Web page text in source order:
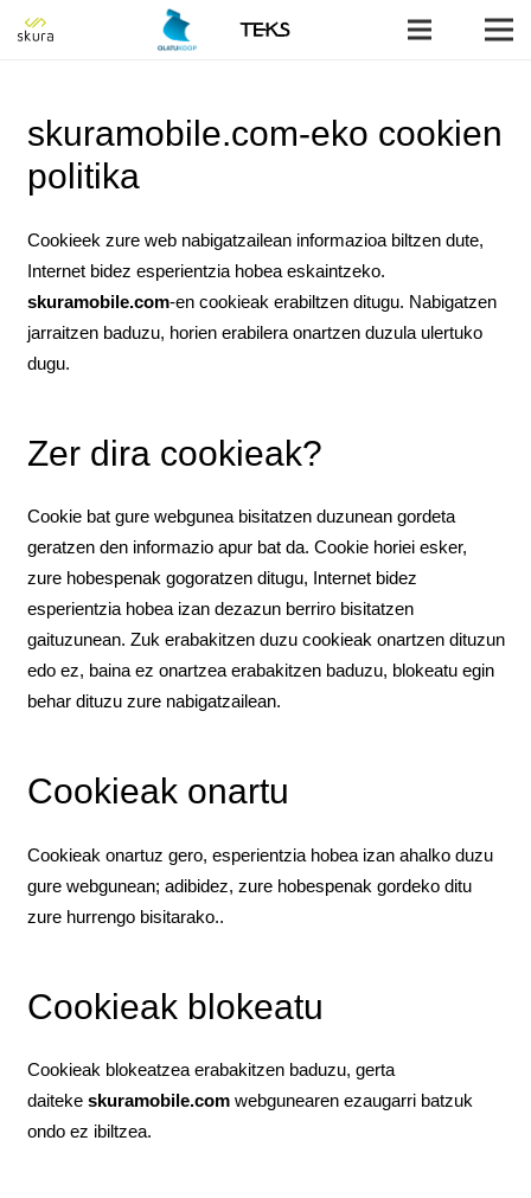
skuramobile.com-eko cookien
politika
Cookieek zure web nabigatzailean informazioa biltzen dute,
Internet bidez esperientzia hobea eskaintzeko.
skuramobile.com-en cookieak erabiltzen ditugu. Nabigatzen
jarraitzen baduzu, horien erabilera onartzen duzula ulertuko
dugu.
Zer dira cookieak?
Cookie bat gure webgunea bisitatzen duzunean gordeta
geratzen den informazio apur bat da. Cookie horiei esker,
zure hobespenak gogoratzen ditugu, Internet bidez
esperientzia hobea izan dezazun berriro bisitatzen
gaituzunean. Zuk erabakitzen duzu cookieak onartzen dituzun
edo ez, baina ez onartzea erabakitzen baduzu, blokeatu egin
behar dituzu zure nabigatzailean.
Cookieak onartu
Cookieak onartuz gero, esperientzia hobea izan ahalko duzu
gure webgunean; adibidez, zure hobespenak gordeko ditu
zure hurrengo bisitarako..
Cookieak blokeatu
Cookieak blokeatzea erabakitzen baduzu, gerta
daiteke skuramobile.comwebgunearen ezaugarri batzuk
ondo ez ibiltzea.